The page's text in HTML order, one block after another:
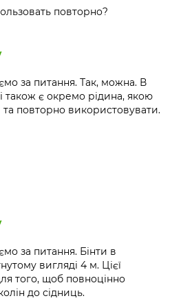
повторно?
за питання. Так, можна. В
також є окремо рідина, якою
повторно використовувати.
за питання. Бінти в
вигляді 4 м. Цієї
того, щоб повноцінно
до сідниць.